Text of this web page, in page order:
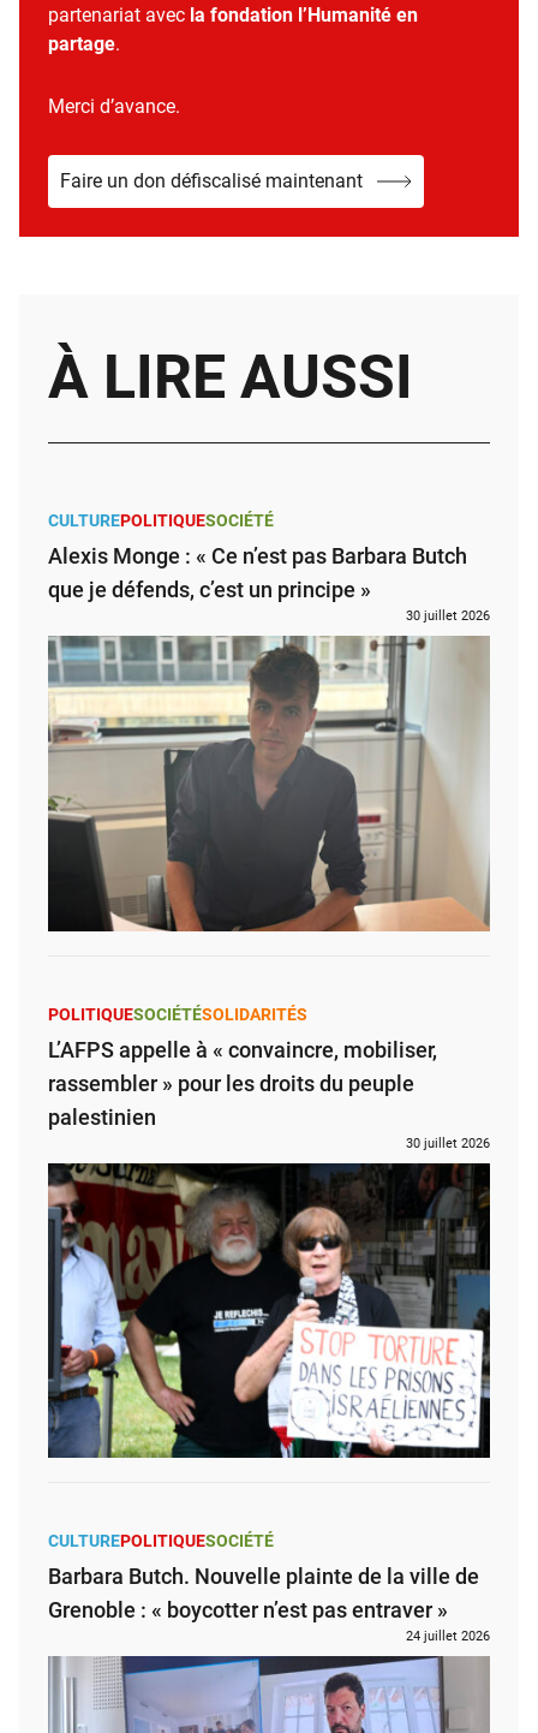
partenariat avec la fondation l’Humanité en
partage.
Merci d’avance.
Faire un don défiscalisé maintenant
À LIRE AUSSI
CULTUREPOLITIQUESOCIÉTÉ
Alexis Monge : « Ce n’est pas Barbara Butch
que je défends, c’est un principe »
30 juillet 2026
POLITIQUESOCIÉTÉSOLIDARITÉS
L’AFPS appelle à « convaincre, mobiliser,
rassembler » pour les droits du peuple
palestinien
30 juillet 2026
CULTUREPOLITIQUESOCIÉTÉ
Barbara Butch. Nouvelle plainte de la ville de
Grenoble : « boycotter n’est pas entraver »
24 juillet 2026